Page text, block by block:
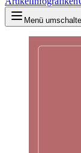
Menü